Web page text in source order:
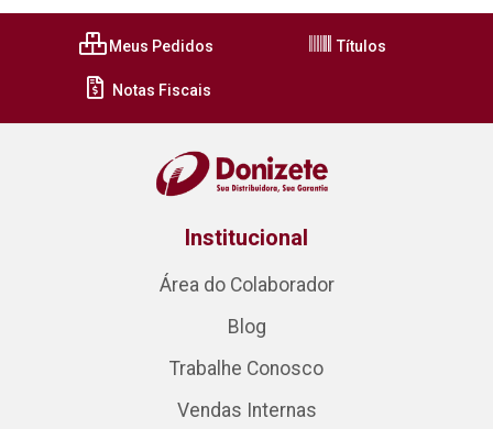
Meus Pedidos Títulos
Notas Fiscais
Institucional
Área do Colaborador
Blog
Trabalhe Conosco
Vendas Internas